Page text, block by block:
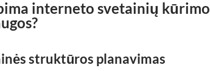
interneto svetainių kūrimo
struktūros planavimas